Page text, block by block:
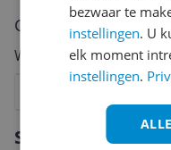
Specificaties
Cijfer
Welk cijfer geef jij dit
bezwaar te
instellingen. U
elk moment
instellingen.